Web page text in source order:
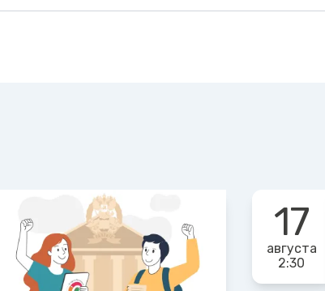
17
августа
2:30